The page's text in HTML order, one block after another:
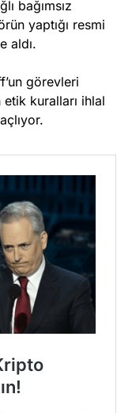
bağımsız
yaptığı resmi
aldı.
görevleri
etik kuralları ihlal